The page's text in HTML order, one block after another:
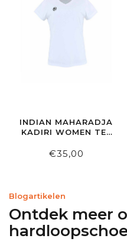
INDIAN MAHARADJA
KADIRI WOMEN TEE
€35,00
Blogartikelen
Ontdek meer